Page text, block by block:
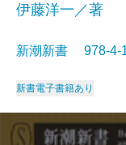
伊藤洋一／著
新潮新書 978-
新書電子書籍あり